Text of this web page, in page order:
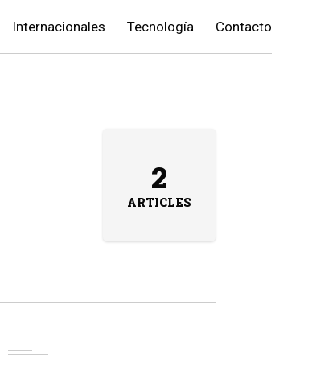
Internacionales Tecnología Contacto
2
ARTICLES